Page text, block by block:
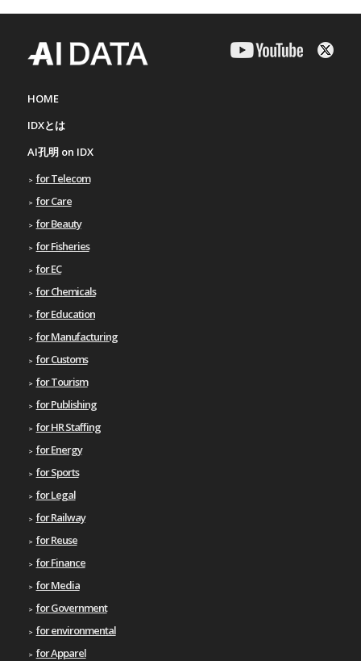
HOME
IDXとは
AI孔明 on IDX
for Telecom
for Care
for Beauty
for Fisheries
for EC
for Chemicals
for Education
for Manufacturing
for Customs
for Tourism
for Publishing
for HR Staffing
for Energy
for Sports
for Legal
for Railway
for Reuse
for Finance
for Media
for Government
for environmental
for Apparel